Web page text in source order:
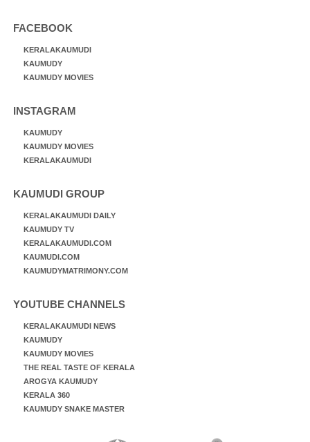
FACEBOOK
KERALAKAUMUDI
KAUMUDY
KAUMUDY MOVIES
INSTAGRAM
KAUMUDY
KAUMUDY MOVIES
KERALAKAUMUDI
KAUMUDI GROUP
KERALAKAUMUDI DAILY
KAUMUDY TV
KERALAKAUMUDI.COM
KAUMUDI.COM
KAUMUDYMATRIMONY.COM
YOUTUBE CHANNELS
KERALAKAUMUDI NEWS
KAUMUDY
KAUMUDY MOVIES
THE REAL TASTE OF KERALA
AROGYA KAUMUDY
KERALA 360
KAUMUDY SNAKE MASTER